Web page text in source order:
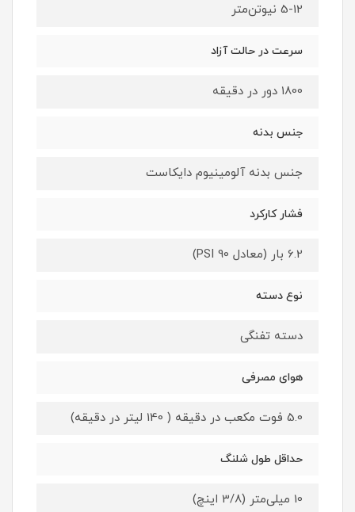
5-12 نیوتن‌متر
سرعت در حالت آزاد
1800 دور در دقیقه
جنس بدنه
جنس بدنه آلومینیوم دایکاست
فشار کارکرد
6.2 بار (معادل 90 PSI)
نوع دسته
دسته تفنگی
هوای مصرفی
5.0 فوت مکعب در دقیقه ( 140 لیتر در دقیقه)
حداقل طول شلنگ
10 میلی‌متر (3/8 اینچ)